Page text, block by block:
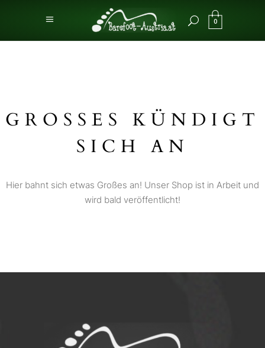
0
GROSSES KÜNDIGT S
ICH AN
Hier bahnt sich etwas Großes an! Unser Shop ist in Arbeit und
wird bald veröffentlicht!